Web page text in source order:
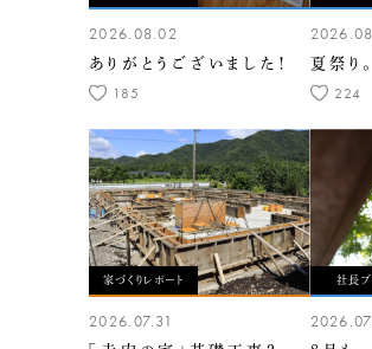
2026.08.02
ありがとうございました！
185
夏祭り。
224
家づくりレポート
2026.07.31
社長ブ